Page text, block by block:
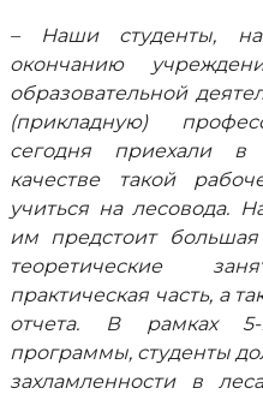
– Наши студенты,
окончанию
образовательной
(прикладную)
сегодня приехали
качестве такой
учиться на лесовода.
им предстоит
теоретические
практическая часть, а
отчета. В рамках
программы, студенты
захламленности в